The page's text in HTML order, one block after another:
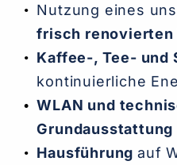
Nutzung eines
frisch renovierten
Kaffee-, Tee- und
kontinuierliche
WLAN und
Grundausstattung
Hausführung auf